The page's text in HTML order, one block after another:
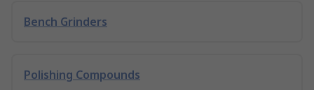
Bench Grinders
Polishing Compounds